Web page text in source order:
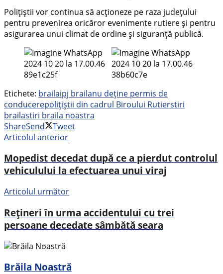
Polițiștii vor continua să acționeze pe raza județului
pentru prevenirea oricăror evenimente rutiere și pentru
asigurarea unui climat de ordine și siguranță publică.
Etichete: brailaipj brailanu deține permis de
conducerepolițiștii din cadrul Biroului Rutierstiri
brailastiri braila noastra
ShareSend
Tweet
Articolul anterior
Mopedist decedat după ce a pierdut controlul
vehiculului la efectuarea unui viraj
Articolul următor
Rețineri în urma accidentului cu trei
persoane decedate sâmbătă seara
Brăila Noastră